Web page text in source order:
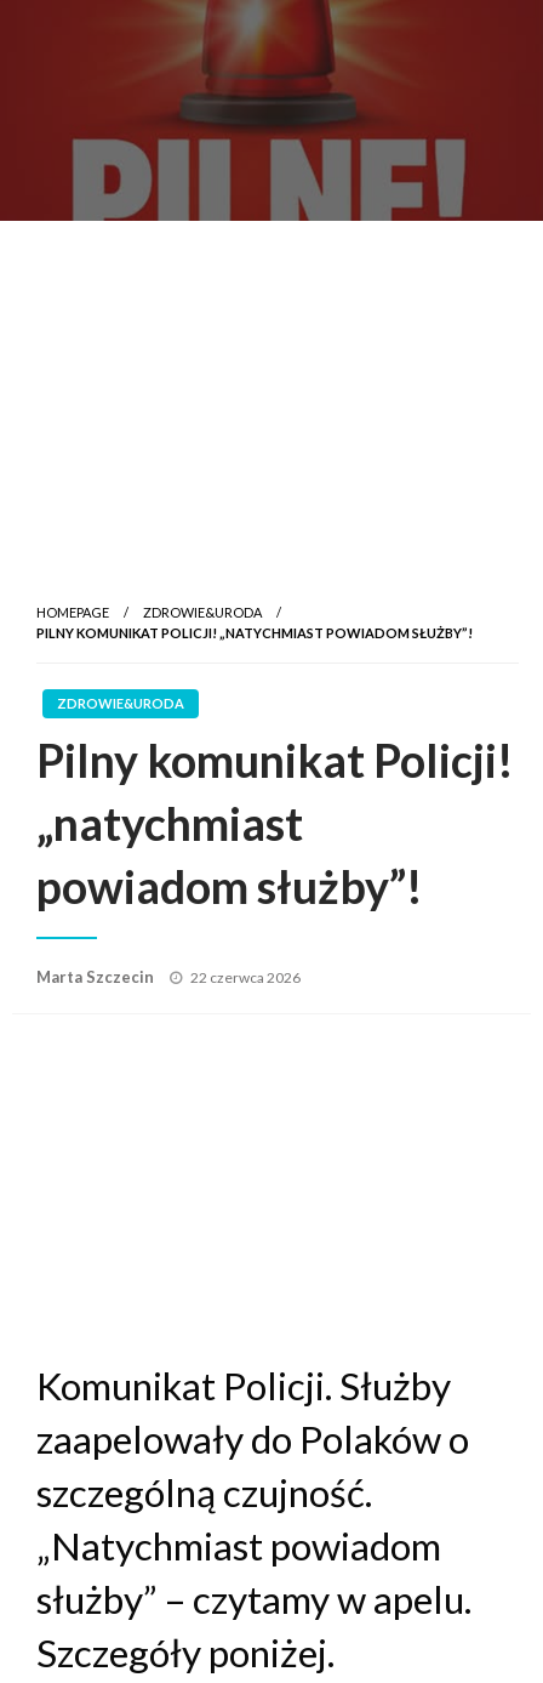
HOMEPAGE
ZDROWIE&URODA
PILNY KOMUNIKAT POLICJI! „NATYCHMIAST POWIADOM SŁUŻBY”!
ZDROWIE&URODA
Pilny komunikat Policji!
„natychmiast
powiadom służby”!
Marta Szczecin
Posted
22 czerwca 2026
Komunikat Policji. Służby
zaapelowały do Polaków o
szczególną czujność.
„Natychmiast powiadom
służby” – czytamy w apelu.
Szczegóły poniżej.